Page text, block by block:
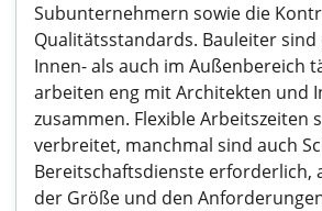
Subunternehmern sowie die
Qualitätsstandards. Bauleiter
Innen- als auch im Außenbereich
arbeiten eng mit Architekten und
zusammen. Flexible Arbeitszeiten
verbreitet, manchmal sind auch
Bereitschaftsdienste erforderlich,
der Größe und den